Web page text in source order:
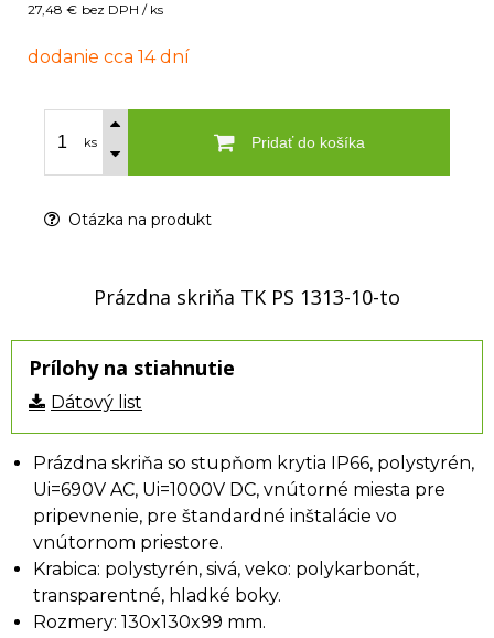
27,48 € bez DPH / ks
dodanie cca 14 dní
ks Pridať do košíka
Otázka na produkt
Prázdna skriňa TK PS 1313-10-to
Prílohy na stiahnutie
Dátový list
Prázdna skriňa so stupňom krytia IP66, polystyrén,
Ui=690V AC, Ui=1000V DC, vnútorné miesta pre
pripevnenie, pre štandardné inštalácie vo
vnútornom priestore.
Krabica: polystyrén, sivá, veko: polykarbonát,
transparentné, hladké boky.
Rozmery: 130x130x99 mm.